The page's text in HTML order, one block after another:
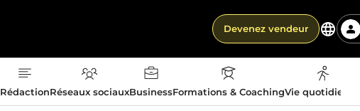
Devenez vendeur
RédactionRéseaux sociauxBusinessFormations & CoachingVie